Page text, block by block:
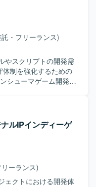
があり、生成AIを含
歓迎します。 【ポ
フィックを支えるプ
に携わり、決済基盤
発環境】
Golangを使用します。
Aurora MySQLで
GitHub、Docker、
・フリーランス)
やスクリプトの開発需
制を強化するための
能追加や改善を実施
ーム開発環境の運用保
ブの不具合調査や修
る人物
ール開発に意欲的に
フローの効率化や自
を行っていただける
ルIPインディーゲ
ーランス)
ェクトにおける開発体